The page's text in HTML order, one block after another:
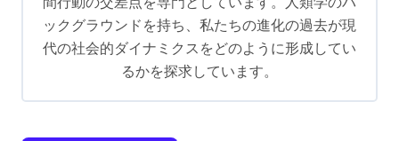
n
ックグラウンドを持ち、私たちの進化の過去が現
代の社会的ダイナミクスをどのように形成してい
るかを探求しています。